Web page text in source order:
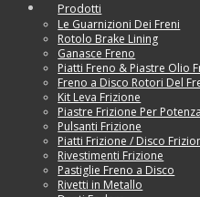
Prodotti
Le Guarnizioni Dei Freni
Rotolo Brake Lining
Ganasce Freno
Piatti Freno & Piastre Olio
Freno a Disco Rotori Del
Kit Leva Frizione
Piastre Frizione Per
Pulsanti Frizione
Piatti Frizione / Disco
Rivestimenti Frizione
Pastiglie Freno a Disco
Rivetti in Metallo